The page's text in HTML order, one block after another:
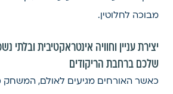
מבוכה לחלוטין.
יצירת עניין וחוויה אינטראקטיבית ובלתי
שלכם ברחבת הריקודים
כאשר האורחים מגיעים לאולם, המשחק